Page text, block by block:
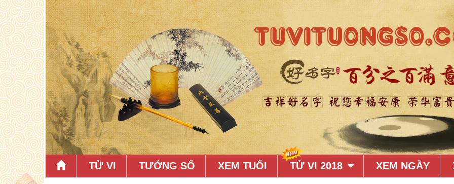
TỬ VI TƯỚNG SỐ XEM TUỔI TỬ VI 2018 XEM NGÀY